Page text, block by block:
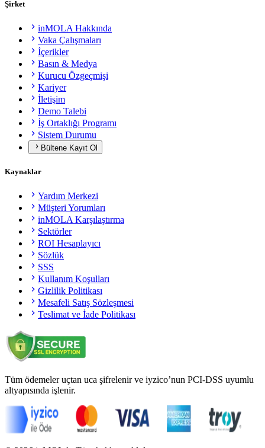
Şirket
inMOLA Hakkında
Vaka Çalışmaları
İçerikler
Basın & Medya
Kurucu Özgeçmişi
Kariyer
İletişim
Demo Talebi
İş Ortaklığı Programı
Sistem Durumu
Bültene Kayıt Ol
Kaynaklar
Yardım Merkezi
Müşteri Yorumları
inMOLA Karşılaştırma
Sektörler
ROI Hesaplayıcı
Sözlük
SSS
Kullanım Koşulları
Gizlilik Politikası
Mesafeli Satış Sözleşmesi
Teslimat ve İade Politikası
Tüm ödemeler uçtan uca şifrelenir ve iyzico’nun PCI-DSS uyumlu
altyapısında işlenir.